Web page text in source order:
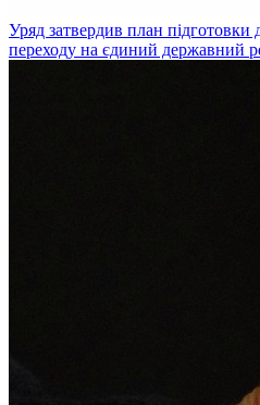
Уряд затвердив план
переходу на єдиний державний